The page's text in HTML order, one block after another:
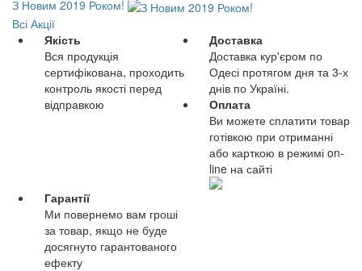
З Новим 2019 Роком!
Всі Акції
Якість
Вся продукція
сертифікована, проходить
контроль якості перед
відправкою
Доставка
Доставка кур'єром по
Одесі протягом дня та 3-х
днів по Україні.
Оплата
Ви можете сплатити товар
готівкою при отриманні
або карткою в режимі on-
line на сайті
Гарантії
Ми повернемо вам гроші
за товар, якщо не буде
досягнуто гарантованого
ефекту